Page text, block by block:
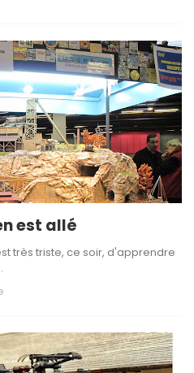
est allé
très triste, ce soir, d'apprendre